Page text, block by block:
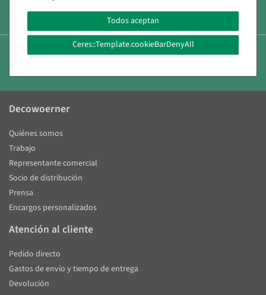
+49 (0) 71 31 40 64 0
Política de devoluciones de 14 días
Todos aceptan
Ceres::Template.cookieBarDenyAll
Decowoerner
Quiénes somos
Trabajo
Representante comercial
Socio de distribución
Prensa
Encargos personalizados
Atención al cliente
Pedido directo
Gastos de envío y tiempo de entrega
Devolución